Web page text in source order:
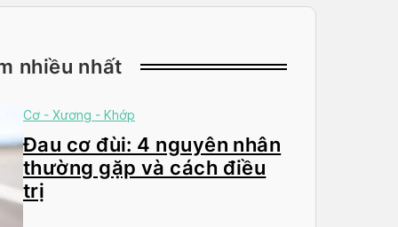
nhiều nhất
Cơ - Xương - Khớp
Đau cơ đùi: 4 nguyên nhân
thường gặp và cách điều
trị